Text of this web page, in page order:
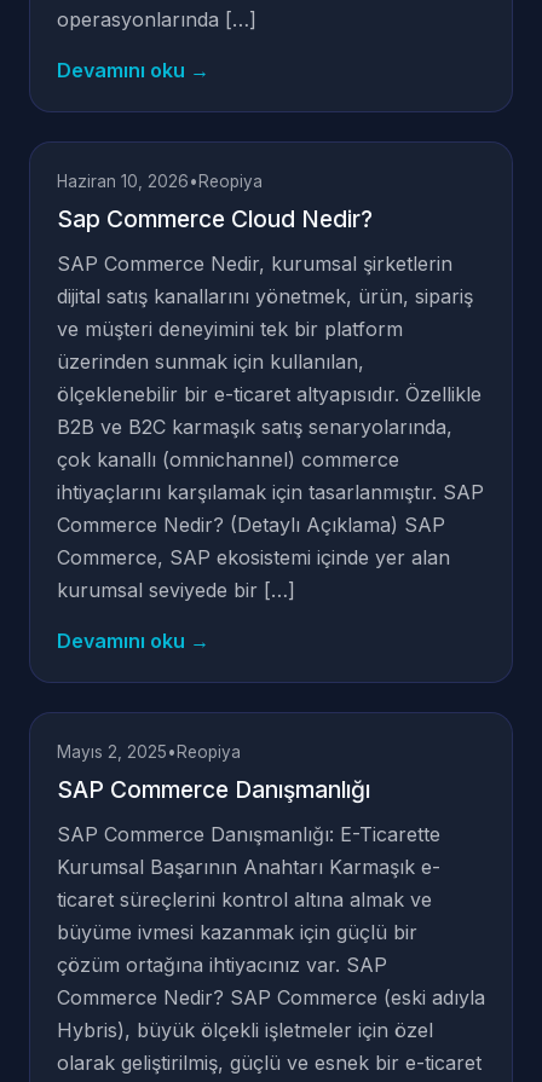
operasyonlarında […]
Devamını oku →
Haziran 10, 2026• Reopiya
Sap Commerce Cloud Nedir?
SAP Commerce Nedir, kurumsal şirketlerin
dijital satış kanallarını yönetmek, ürün, sipariş
ve müşteri deneyimini tek bir platform
üzerinden sunmak için kullanılan,
ölçeklenebilir bir e-ticaret altyapısıdır. Özellikle
B2B ve B2C karmaşık satış senaryolarında,
çok kanallı (omnichannel) commerce
ihtiyaçlarını karşılamak için tasarlanmıştır. SAP
Commerce Nedir? (Detaylı Açıklama) SAP
Commerce, SAP ekosistemi içinde yer alan
kurumsal seviyede bir […]
Devamını oku →
Mayıs 2, 2025• Reopiya
SAP Commerce Danışmanlığı
SAP Commerce Danışmanlığı: E-Ticarette
Kurumsal Başarının Anahtarı Karmaşık e-
ticaret süreçlerini kontrol altına almak ve
büyüme ivmesi kazanmak için güçlü bir
çözüm ortağına ihtiyacınız var. SAP
Commerce Nedir? SAP Commerce (eski adıyla
Hybris), büyük ölçekli işletmeler için özel
olarak geliştirilmiş, güçlü ve esnek bir e-ticaret